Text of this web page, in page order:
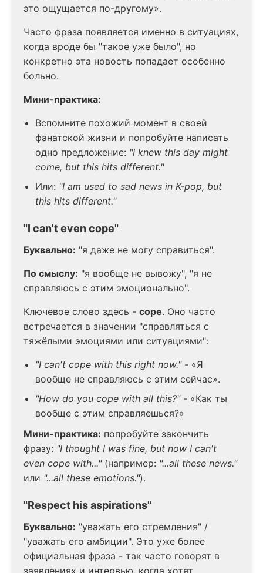
это ощущается по-другому».
Часто фраза появляется именно в ситуациях,
когда вроде бы "такое уже было", но
конкретно эта новость попадает особенно
больно.
Мини-практика:
Вспомните похожий момент в своей
фанатской жизни и попробуйте написать
одно предложение: "I knew this day might
come, but this hits different."
Или: "I am used to sad news in K-pop, but
this hits different."
"I can't even cope"
Буквально: "я даже не могу справиться".
По смыслу: "я вообще не вывожу", "я не
справляюсь с этим эмоционально".
Ключевое слово здесь - cope. Оно часто
встречается в значении "справляться с
тяжёлыми эмоциями или ситуациями":
"I can't cope with this right now."- «Я
вообще не справляюсь с этим сейчас».
"How do you cope with all this?"- «Как ты
вообще с этим справляешься?»
Мини-практика: попробуйте закончить
фразу: "I thought I was fine, but now I can't
even cope with..."(например: "...all these news."
или "...all these emotions.").
"Respect his aspirations"
Буквально: "уважать его стремления" /
"уважать его амбиции". Это уже более
официальная фраза - так часто говорят в
заявлениях и интервью, когда хотят